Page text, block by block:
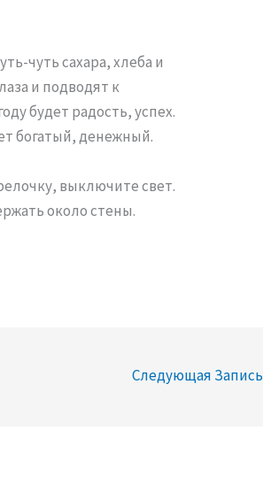
чуть сахара, хлеба и
и подводят к
будет радость, успех.
богатый, денежный.
выключите свет.
около стены.
Следующая Запись